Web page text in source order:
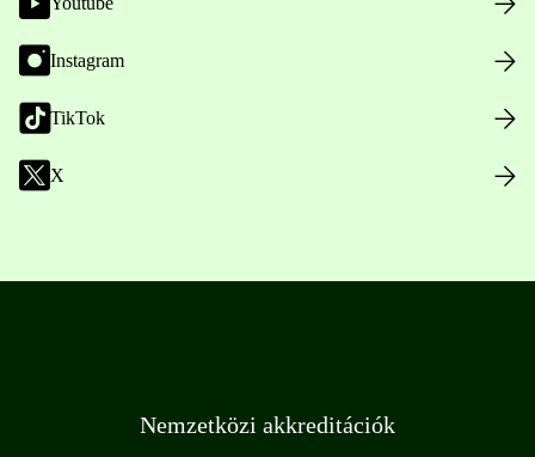
Instagram
TikTok
X
Nemzetközi akkreditációk